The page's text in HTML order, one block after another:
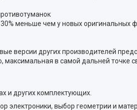
меньше чем у новых оригинальных
версии других производителей
в самой дальней точке
и других комплектующих.
выбор геометрии и